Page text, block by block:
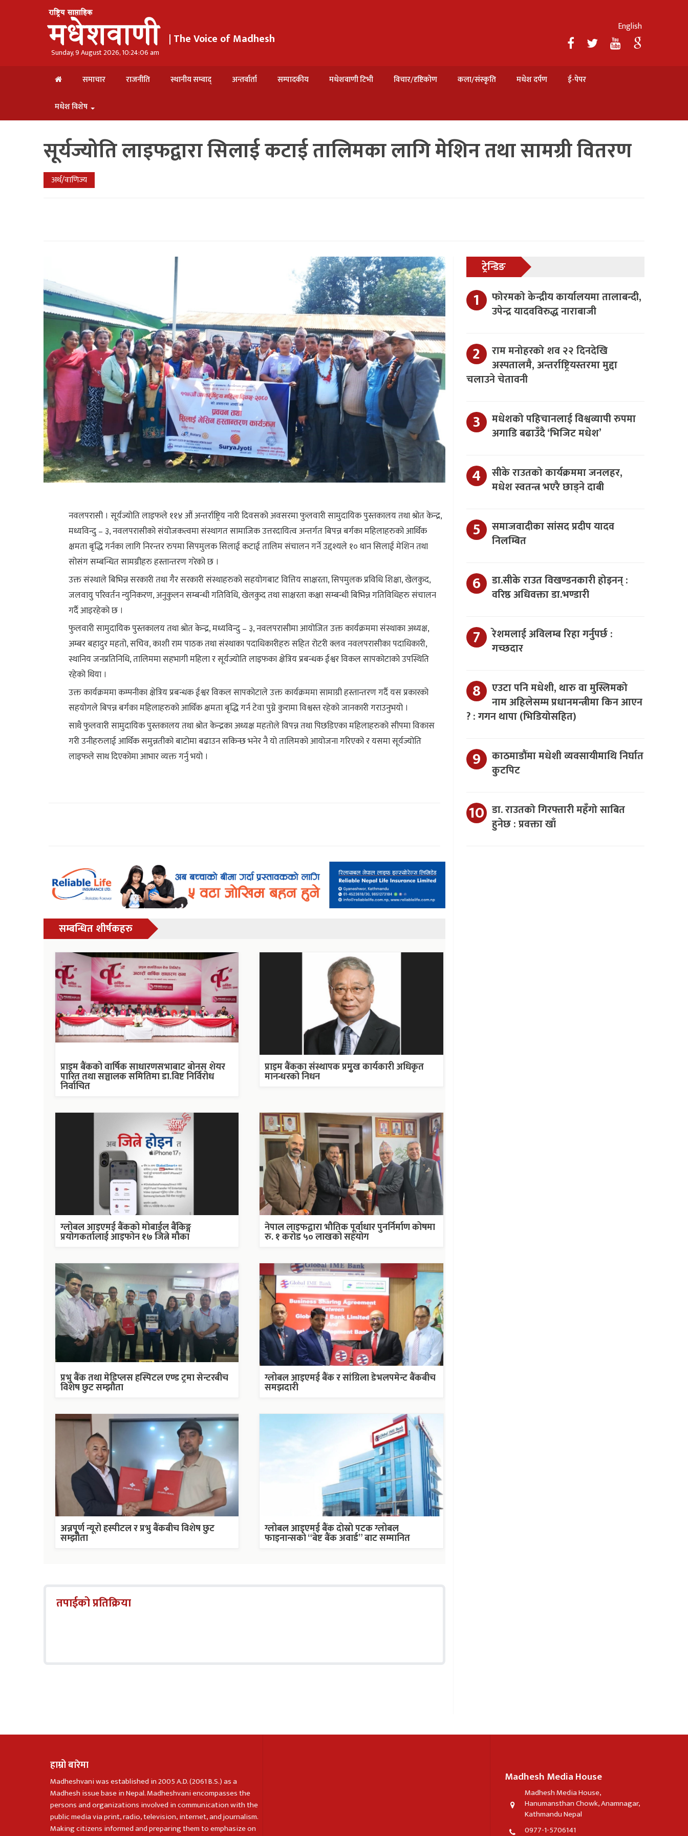
| The Voice of Madhesh
Sunday, 9 August 2026, 10:24:07 am
English
समाचार राजनीति स्थानीय सम्वाद् अन्तर्वार्ता सम्पादकीय मधेशवाणी टिभी विचार/दृष्टिकोण कला/संस्कृति मधेश दर्पण ई-पेपर
मधेश विशेष
सूर्यज्योति लाइफद्वारा सिलाई कटाई तालिमका लागि मेशिन तथा सामग्री वितरण
अर्थ/वाणिज्य
नवलपरासी । सूर्यज्योति लाइफले ११४ औं अन्तर्राष्ट्रिय नारी दिवसको अवसरमा फुलवारी सामुदायिक पुस्तकालय तथा श्रोत केन्द्र,
मध्यविन्दु – ३, नवलपरासीको संयोजकत्वमा संस्थागत सामाजिक उत्तरदायित्व अन्तर्गत बिपन्न बर्गका महिलाहरुको आर्थिक
क्षमता बृद्धि गर्नका लागि निरन्तर रुपमा सिपमुलक सिलाई कटाई तालिम संचालन गर्ने उद्दश्यले १० थान सिलाई मेशिन तथा
सोसंग सम्बन्धित सामग्रीहरु हस्तान्तरण गरेको छ ।
उक्त संस्थाले बिभिन्न सरकारी तथा गैर सरकारी संस्थाहरुको सहयोगबाट वित्तिय साक्षरता, सिपमुलक प्रविधि शिक्षा, खेलकुद,
जलवायु परिवर्तन न्युनिकरण, अनुकुलन सम्बन्धी गतिविधि, खेलकुद तथा साक्षरता कक्षा सम्बन्धी बिभिन्न गतिविधिहरु संचालन
गर्दै आइरहेको छ ।
फुलवारी सामुदायिक पुस्तकालय तथा श्रोत केन्द्र, मध्यविन्दु – ३, नवलपरासीमा आयोजित उक्त कार्यक्रममा संस्थाका अध्यक्ष,
अम्बर बहादुर महतो, सचिव, काशी राम पाठक तथा संस्थाका पदाधिकारीहरु सहित रोटरी क्लव नवलपरासीका पदाधिकारी,
स्थानिय जनप्रतिनिधि, तालिममा सहभागी महिला र सूर्यज्योति लाइफका क्षेत्रिय प्रबन्धक ईश्वर विकल सापकोटाको उपस्थिति
रहेको थिया ।
उक्त कार्यक्रममा कम्पनीका क्षेत्रिय प्रबन्धक ईश्वर विकल सापकोटाले उक्त कार्यक्रममा सामाग्री हस्तान्तरण गर्दै यस प्रकारको
सहयोगले बिपन्न बर्गका महिलाहरुको आर्थिक क्षमता बृद्धि गर्न टेवा पुग्ने कुरामा विश्वस्त रहेको जानकारी गराउनुभयो ।
साथै फुलवारी सामुदायिक पुस्तकालय तथा श्रोत केन्द्रका अध्यक्ष महतोले विपन्न तथा पिछडिएका महिलाहरुको सीपमा विकास
गरी उनीहरुलाई आर्थिक समुन्नतीको बाटोमा बढाउन सकिन्छ भनेर नै यो तालिमको आयोजना गरिएको र यसमा सूर्यज्योति
लाइफले साथ दिएकोमा आभार व्यक्त गर्नु भयो ।
सम्बन्धित शीर्षकहरु
प्राइम बैंकको वार्षिक साधारणसभाबाट बोनस शेयर
पारित तथा सञ्चालक समितिमा डा.विष्ट निर्विरोध
निर्वाचित
प्राइम बैंकका संस्थापक प्रमुृख कार्यकारी अधिकृत
मानन्धरको निधन
ग्लोबल आइएमई बैंकको मोबाईल बैंकिङ्ग
प्रयोगकर्तालाई आइफोन १७ जित्ने मौका
नेपाल लाइफद्वारा भौतिक पूर्वाधार पुनर्निर्माण कोषमा
रु. १ करोड ५० लाखको सहयोग
प्रभु बैंक तथा मेडिप्लस हस्पिटल एण्ड ट्रमा सेन्टरबीच
विशेष छुट सम्झौता
ग्लोबल आइएमई बैंक र सांग्रिला डेभलपमेन्ट बैंकबीच
समझदारी
अन्नपूर्ण न्यूरो हस्पीटल र प्रभु बैंकबीच विशेष छुट
सम्झौता
ग्लोबल आइएमई बैंक दोस्रो पटक ग्लोबल
फाइनान्सको “बेष्ट बैंक अवार्ड” बाट सम्मानित
तपाईको प्रतिक्रिया
ट्रेन्डिङ
फोरमको केन्द्रीय कार्यालयमा तालाबन्दी,
उपेन्द्र यादवविरुद्ध नाराबाजी
राम मनोहरको शव २२ दिनदेखि
अस्पतालमै, अन्तर्राष्ट्रियस्तरमा मुद्दा
चलाउने चेतावनी
मधेशको पहिचानलाई विश्वव्यापी रुपमा
अगाडि बढाउँदै ‘भिजिट मधेश’
सीके राउतको कार्यक्रममा जनलहर,
मधेश स्वतन्त्र भएरै छाड्ने दाबी
समाजवादीका सांसद प्रदीप यादव
निलम्बित
डा.सीके राउत विखण्डनकारी होइनन् :
वरिष्ठ अधिवक्ता डा.भण्डारी
रेशमलाई अविलम्ब रिहा गर्नुपर्छ :
गच्छदार
एउटा पनि मधेशी, थारु वा मुस्लिमको
नाम अहिलेसम्म प्रधानमन्त्रीमा किन आएन
? : गगन थापा (भिडियोसहित)
काठमाडौंमा मधेशी व्यवसायीमाथि निर्घात
कुटपिट
डा. राउतको गिरफ्तारी महँगो साबित
हुनेछ : प्रवक्ता खाँ
हाम्रो बारेमा
Madheshvani was established in 2005 A.D. (2061 B.S.) as a
Madhesh issue base in Nepal. Madheshvani encompasses the
persons and organizations involved in communication with the
public media via print, radio, television, internet, and journalism.
Making citizens informed and preparing them to emphasize on
Madhesh Media House
Madhesh Media House,
Hanumansthan Chowk, Anamnagar,
Kathmandu Nepal
0977-1-5706141